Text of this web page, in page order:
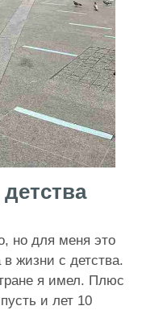
но для меня это
в жизни с детства.
я имел. Плюс
и лет 10